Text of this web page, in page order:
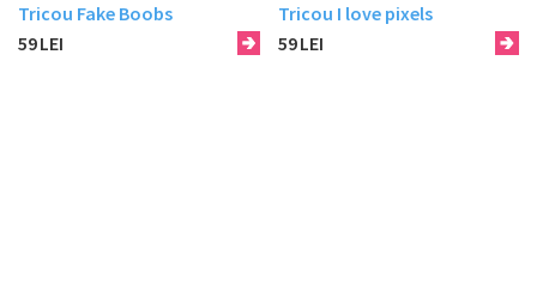
Tricou Fake Boobs
59LEI
Tricou I love pixels
59LEI